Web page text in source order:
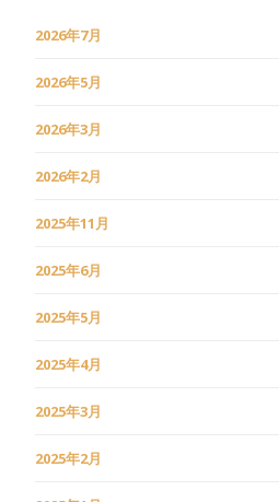
2026年7月
2026年5月
2026年3月
2026年2月
2025年11月
2025年6月
2025年5月
2025年4月
2025年3月
2025年2月